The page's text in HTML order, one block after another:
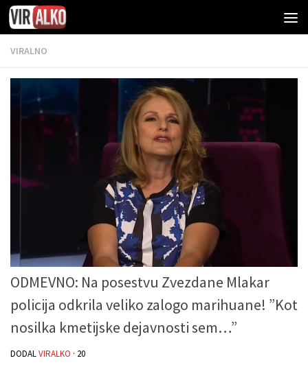
VIRALNO
ODMEVNO: Na posestvu Zvezdane Mlakar
policija odkrila veliko zalogo marihuane! ”Kot
nosilka kmetijske dejavnosti sem…”
DODALVIRALKO · 20